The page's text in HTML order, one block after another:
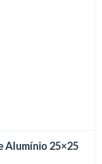
Alumínio 25×25